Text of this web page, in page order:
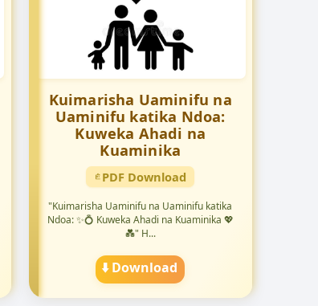
Kuimarisha Uaminifu na
Uaminifu katika Ndoa:
Kuweka Ahadi na
Kuaminika
PDF Download
"Kuimarisha Uaminifu na Uaminifu katika
Ndoa: ✨💍 Kuweka Ahadi na Kuaminika 💖
💑" H...
⬇️ Download